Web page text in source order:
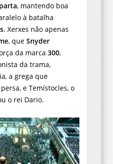
, mantendo boa
à batalha
. Xerxes não apenas
, que Snyder
da marca 300,
da trama,
a grega que
e Temístocles, o
o rei Dario.